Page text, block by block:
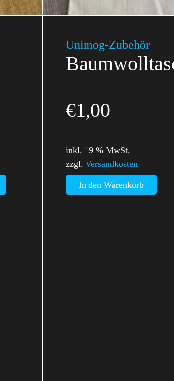
Unimog-Zubehör
€1,00
inkl. 19 % MwSt.
zzgl. Versandkosten
In den Warenkorb